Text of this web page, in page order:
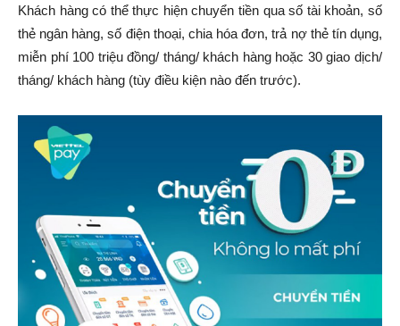
Khách hàng có thể thực hiện chuyển tiền qua số tài khoản, số
thẻ ngân hàng, số điện thoại, chia hóa đơn, trả nợ thẻ tín dụng,
miễn phí 100 triệu đồng/ tháng/ khách hàng hoặc 30 giao dịch/
tháng/ khách hàng (tùy điều kiện nào đến trước).